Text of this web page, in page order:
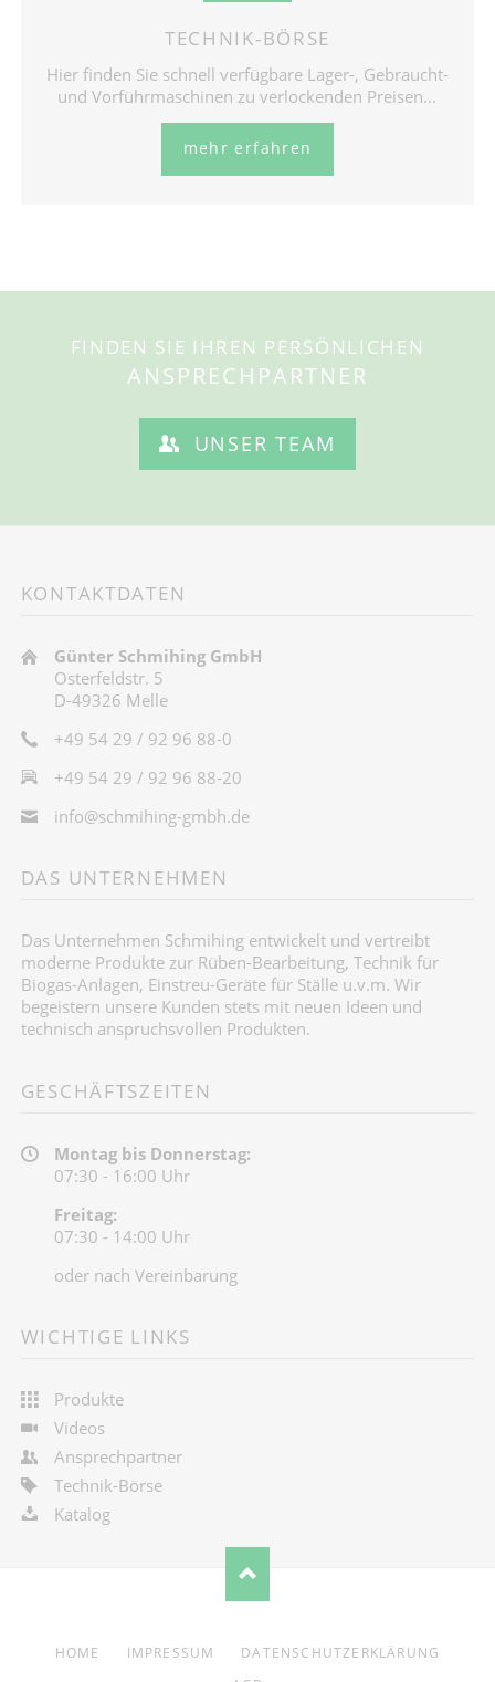
TECHNIK-BÖRSE
Hier finden Sie schnell verfügbare Lager-, Gebraucht-
und Vorführmaschinen zu verlockenden Preisen...
mehr erfahren
FINDEN SIE IHREN PERSÖNLICHEN
ANSPRECHPARTNER
UNSER TEAM
KONTAKTDATEN
Günter Schmihing GmbH
Osterfeldstr. 5
D-49326 Melle
+49 54 29 / 92 96 88-0
+49 54 29 / 92 96 88-20
info@schmihing-gmbh.de
DAS UNTERNEHMEN
Das Unternehmen Schmihing entwickelt und vertreibt
moderne Produkte zur Rüben-Bearbeitung, Technik für
Biogas-Anlagen, Einstreu-Geräte für Ställe u.v.m. Wir
begeistern unsere Kunden stets mit neuen Ideen und
technisch anspruchsvollen Produkten.
GESCHÄFTSZEITEN
Montag bis Donnerstag:
07:30 - 16:00 Uhr
Freitag:
07:30 - 14:00 Uhr
oder nach Vereinbarung
WICHTIGE LINKS
Produkte
Videos
Ansprechpartner
Technik-Börse
Katalog
NAVIGATION
HOME IMPRESSUM
DATENSCHUTZERKLÄRUNG